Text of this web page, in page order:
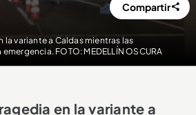
la variante a Caldas mientras las
FOTO: MEDELLÍN OSCURA
Compartir
en la variante a